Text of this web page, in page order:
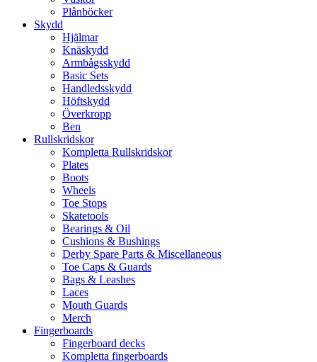
Plånböcker
Skydd
Hjälmar
Knäskydd
Armbågsskydd
Basic Sets
Handledsskydd
Höftskydd
Överkropp
Ben
Rullskridskor
Kompletta Rullskridskor
Plates
Boots
Wheels
Toe Stops
Skatetools
Bearings & Oil
Cushions & Bushings
Derby Spare Parts & Miscellaneous
Toe Caps & Guards
Bags & Leashes
Laces
Mouth Guards
Merch
Fingerboards
Fingerboard decks
Kompletta fingerboards